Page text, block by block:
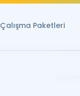
Çalışma Paketleri